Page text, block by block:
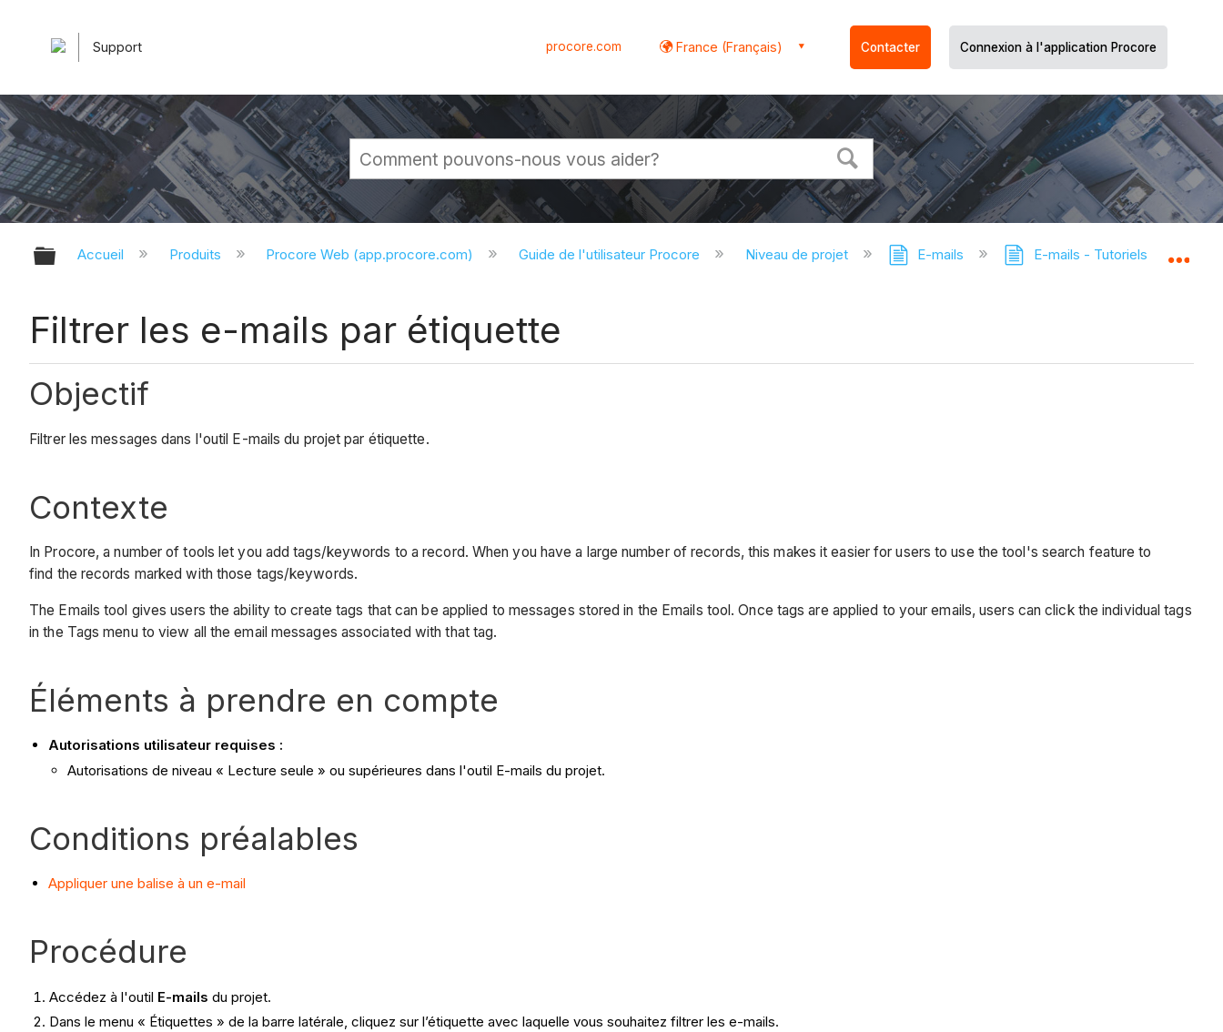
Support procore.com France (Français) Contacter Connexion à l'application Procore
Développer/réduire la hiérarchie globale
Accueil Produits Procore Web (app.procore.com) Guide de l'utilisateur Procore Niveau de projet E-mails E-mails - Tutoriels
Filtrer les e-mails par étiquette
Objectif
Filtrer les messages dans l'outil E-mails du projet par étiquette.
Contexte
In Procore, a number of tools let you add tags/keywords to a record. When you have a large number of records, this makes it easier for users to use the tool's search feature to
find the records marked with those tags/keywords.
The Emails tool gives users the ability to create tags that can be applied to messages stored in the Emails tool. Once tags are applied to your emails, users can click the individual tags
in the Tags menu to view all the email messages associated with that tag.
Éléments à prendre en compte
Autorisations utilisateur requises :
Autorisations de niveau « Lecture seule » ou supérieures dans l'outil E-mails du projet.
Conditions préalables
Appliquer une balise à un e-mail
Procédure
Accédez à l'outil E-mails du projet.
Dans le menu « Étiquettes » de la barre latérale, cliquez sur l’étiquette avec laquelle vous souhaitez filtrer les e-mails.